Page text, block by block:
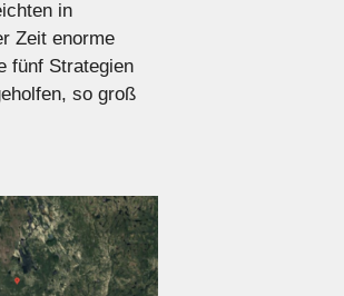
in
Zeit enorme
fünf Strategien
so groß